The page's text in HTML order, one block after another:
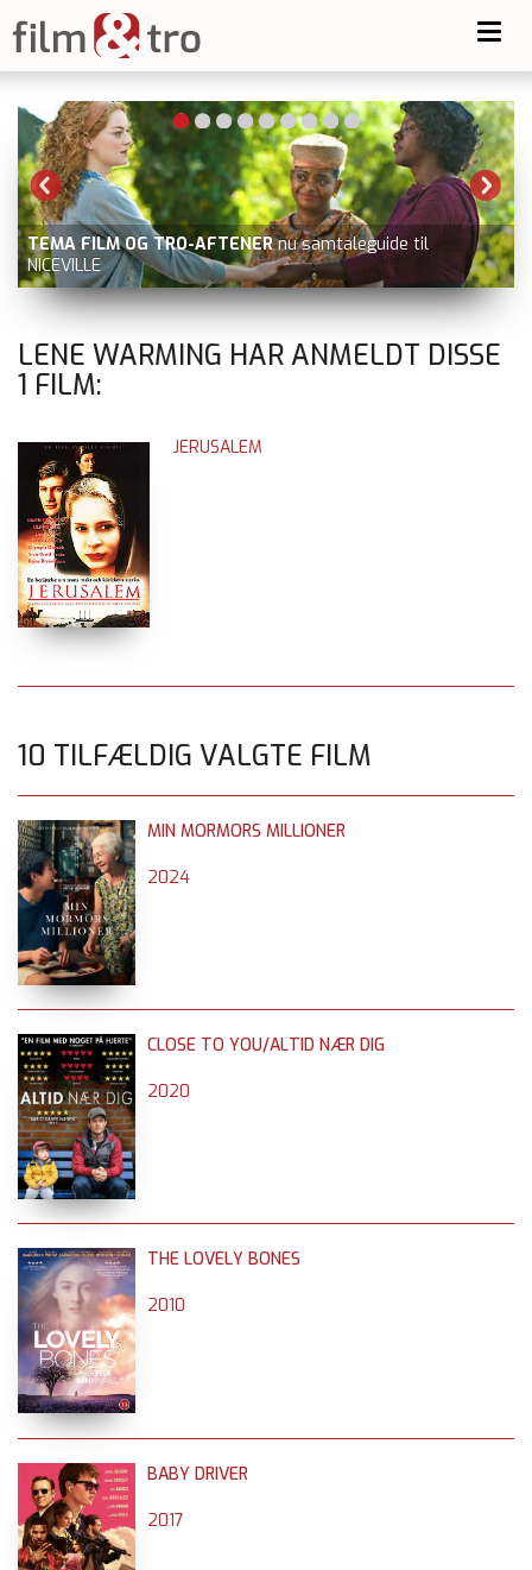
TEMA FILM OG TRO-AFTENER nu samtaleguide til
NICEVILLE
LENE WARMING HAR ANMELDT DISSE
1 FILM:
JERUSALEM
10 TILFÆLDIG VALGTE FILM
MIN MORMORS MILLIONER
2024
CLOSE TO YOU/ALTID NÆR DIG
2020
THE LOVELY BONES
2010
BABY DRIVER
2017